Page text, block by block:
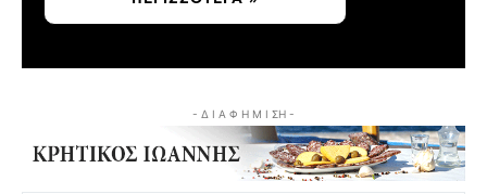
- Δ Ι Α Φ Η Μ Ι ΣΗ -